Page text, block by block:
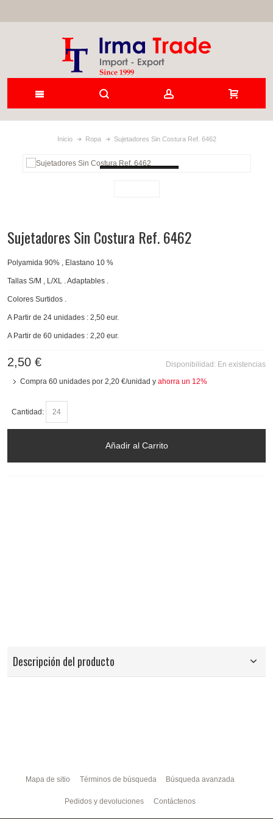
Inicio Ropa Sujetadores Sin Costura Ref. 6462
Sujetadores Sin Costura Ref. 6462
Polyamida 90% , Elastano 10 %
Tallas S/M , L/XL . Adaptables .
Colores Surtidos .
A Partir de 24 unidades : 2,50 eur.
A Partir de 60 unidades : 2,20 eur.
Disponibilidad: En existencias
2,50 €
Compra 60 unidades por 2,20 €/unidad y ahorra un 12%
Cantidad:
Añadir al Carrito
Descripción del producto
Mapa de sitio Términos de búsqueda Búsqueda avanzada
Pedidos y devoluciones Contáctenos